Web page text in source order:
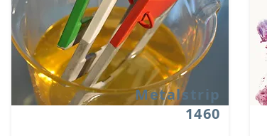
Metalstrip
1460